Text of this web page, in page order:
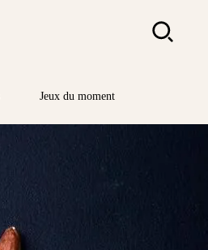
Rechercher
Jeux du moment